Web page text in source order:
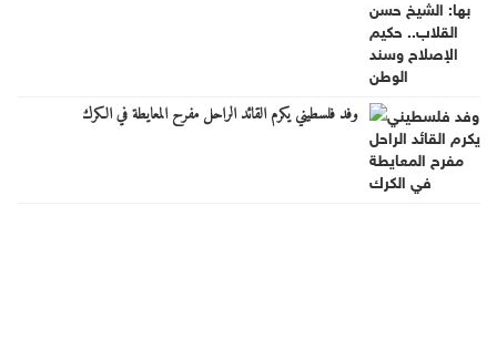
وفد فلسطيني يكرم القائد الراحل مفرح المعايطة في الكرك